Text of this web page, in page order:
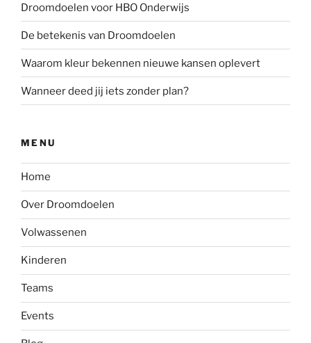
Droomdoelen voor HBO Onderwijs
De betekenis van Droomdoelen
Waarom kleur bekennen nieuwe kansen oplevert
Wanneer deed jij iets zonder plan?
MENU
Home
Over Droomdoelen
Volwassenen
Kinderen
Teams
Events